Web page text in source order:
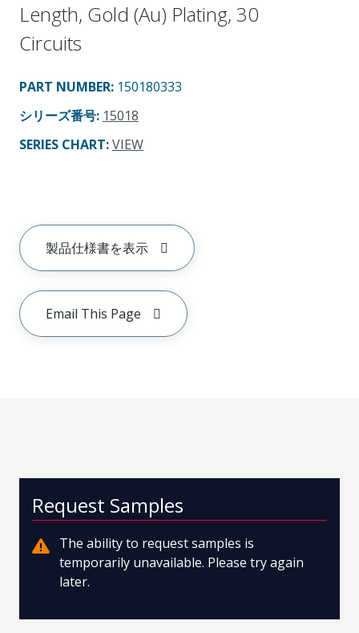
Length, Gold (Au) Plating, 30
Circuits
PART NUMBER: 150180333
シリーズ番号: 15018
SERIES CHART:VIEW
製品仕様書を表示
Email This Page
Request Samples
The ability to request samples is
temporarily unavailable. Please try again
later.